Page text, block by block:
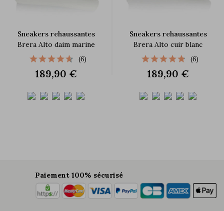
Sneakers rehaussantes
Brera Alto daim marine
(6)
189,90 €
Sneakers rehaussantes
Brera Alto cuir blanc
(6)
189,90 €
Paiement 100% sécurisé